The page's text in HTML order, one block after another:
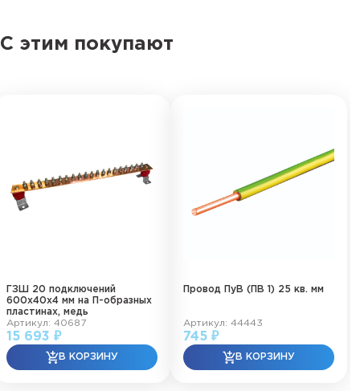
С этим покупают
ГЗШ 20 подключений
600х40х4 мм на П-образных
пластинах, медь
Артикул: 40687
15 693 ₽
Провод ПуВ (ПВ 1) 25 кв. мм
Артикул: 44443
745 ₽